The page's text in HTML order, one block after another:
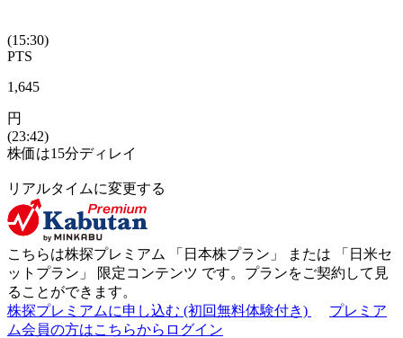
(15:30)
PTS
1,645
円
(23:42)
株価は15分ディレイ
リアルタイムに変更する
こちらは株探プレミアム 「 日本株プラン 」 または 「 日米セ
ットプラン 」 限定コンテンツ です。プランをご契約して見
ることができます。
株探プレミアムに申し込む (初回無料体験付き)
プレミア
ム会員の方はこちらからログイン